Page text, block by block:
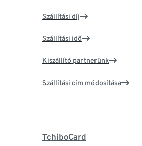
Szállítási díj
Szállítási idő
Kiszállító partnerünk
Szállítási cím módosítása
TchiboCard